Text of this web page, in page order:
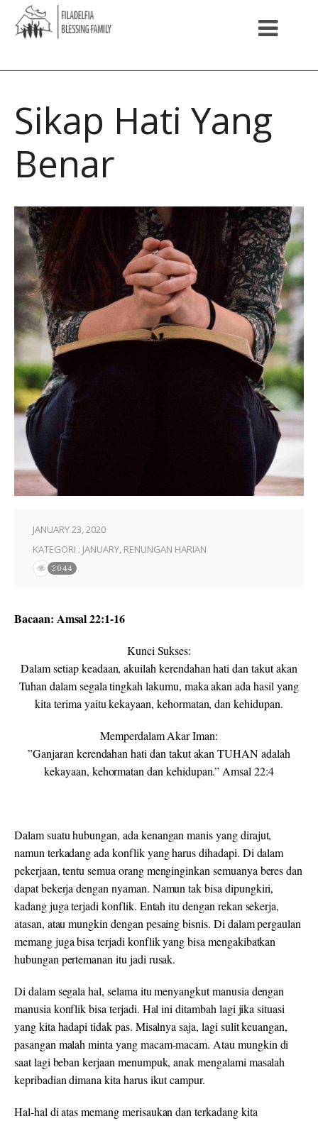
Sikap Hati Yang
Benar
JANUARY 23, 2020
KATEGORI : JANUARY, RENUNGAN HARIAN
2044
Bacaan: Amsal 22:1-16
Kunci Sukses:
Dalam setiap keadaan, akuilah kerendahan hati dan takut akan
Tuhan dalam segala tingkah lakumu, maka akan ada hasil yang
kita terima yaitu kekayaan, kehormatan, dan kehidupan.
Memperdalam Akar Iman:
”Ganjaran kerendahan hati dan takut akan TUHAN adalah
kekayaan, kehormatan dan kehidupan.” Amsal 22:4
Dalam suatu hubungan, ada kenangan manis yang dirajut,
namun terkadang ada konflik yang harus dihadapi. Di dalam
pekerjaan, tentu semua orang menginginkan semuanya beres dan
dapat bekerja dengan nyaman. Namun tak bisa dipungkiri,
kadang juga terjadi konflik. Entah itu dengan rekan sekerja,
atasan, atau mungkin dengan pesaing bisnis. Di dalam pergaulan
memang juga bisa terjadi konflik yang bisa mengakibatkan
hubungan pertemanan itu jadi rusak.
Di dalam segala hal, selama itu menyangkut manusia dengan
manusia konflik bisa terjadi. Hal ini ditambah lagi jika situasi
yang kita hadapi tidak pas. Misalnya saja, lagi sulit keuangan,
pasangan malah minta yang macam-macam. Atau mungkin di
saat lagi beban kerjaan menumpuk, anak mengalami masalah
kepribadian dimana kita harus ikut campur.
Hal-hal di atas memang merisaukan dan terkadang kita